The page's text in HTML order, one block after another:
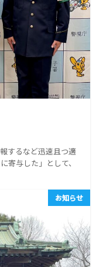
するなど迅速且つ適
寄与した」として、
お知らせ